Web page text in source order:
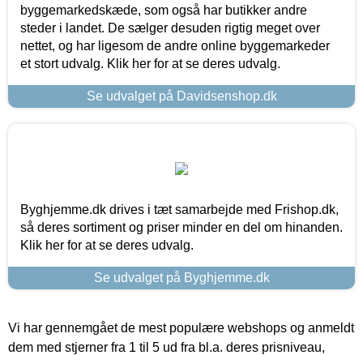
byggemarkedskæde, som også har butikker andre
steder i landet. De sælger desuden rigtig meget over
nettet, og har ligesom de andre online byggemarkeder
et stort udvalg. Klik her for at se deres udvalg.
Se udvalget på Davidsenshop.dk
Byghjemme.dk drives i tæt samarbejde med Frishop.dk,
så deres sortiment og priser minder en del om hinanden.
Klik her for at se deres udvalg.
Se udvalget på Byghjemme.dk
Vi har gennemgået de mest populære webshops og anmeldt
dem med stjerner fra 1 til 5 ud fra bl.a. deres prisniveau,